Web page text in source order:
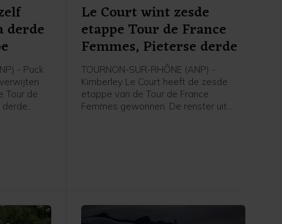
derde
- Puck
Tour de
derde
Le Court wint zesde
etappe Tour de France
Femmes, Pieterse derde
TOURNON-SUR-RHÔNE (ANP) -
Kimberley Le Court heeft de zesde
etappe van de Tour de France
Femmes gewonnen. De renster uit